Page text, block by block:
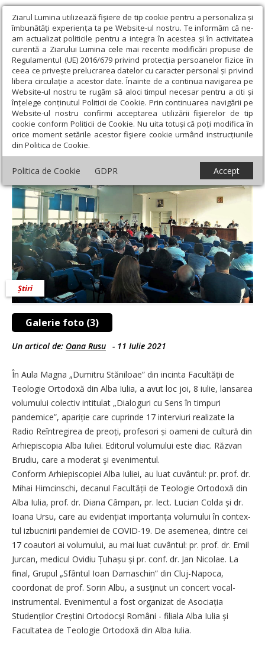
Ziarul Lumina utilizează fişiere de tip cookie pentru a personaliza și
îmbunătăți experiența ta pe Website-ul nostru. Te informăm că ne-
am actualizat politicile pentru a integra în acestea și în activitatea
curentă a Ziarului Lumina cele mai recente modificări propuse de
Regulamentul (UE) 2016/679 privind protecția persoanelor fizice în
ceea ce privește prelucrarea datelor cu caracter personal și privind
libera circulație a acestor date. Înainte de a continua navigarea pe
Website-ul nostru te rugăm să aloci timpul necesar pentru a citi și
înțelege conținutul Politicii de Cookie. Prin continuarea navigării pe
Website-ul nostru confirmi acceptarea utilizării fişierelor de tip
cookie conform Politicii de Cookie. Nu uita totuși că poți modifica în
orice moment setările acestor fişiere cookie urmând instrucțiunile
din Politica de Cookie.
Politica de Cookie GDPR Accept
Ziarul Lumina › Actualitate religioasă › Știri › Lansare de carte la
Facultatea de Teologie Ortodoxă din Alba Iulia
Lansare de carte la Facultatea de Teologie
Ortodoxă din Alba Iulia
Galerie foto (3)
Știri
Un articol de: Oana Rusu - 11 Iulie 2021
În Aula Magna „Dumitru Stăniloae” din incinta Facultății de
Teologie Ortodoxă din Alba Iulia, a avut loc joi, 8 iulie, lansarea
volumului colectiv intitulat „Dialoguri cu Sens în timpuri
pandemice”, apariție care cuprinde 17 interviuri realizate la
Radio Reîntregirea de preoți, profesori și oameni de cultură din
Arhiepiscopia Alba Iuliei. Editorul volumului este diac. Răzvan
Brudiu, care a moderat şi evenimentul.
Conform Arhiepiscopiei Alba Iuliei, au luat cuvântul: pr. prof. dr.
Mihai Himcinschi, decanul Facul­tății de Teologie Ortodoxă din
Alba Iulia, prof. dr. Diana Câmpan, pr. lect. Lucian Colda și dr.
Ioana Ursu, care au eviden­ți­at importanța volumului în con­tex­
tul izbucnirii pandemiei de COVID-19. De asemenea, dintre cei
17 coautori ai volumului, au mai luat cuvântul: pr. prof. dr. Emil
Jurcan, medicul Ovidiu Țuhașu și pr. conf. dr. Jan Nicolae. La
final, Grupul „Sfântul Ioan Damaschin” din Cluj-Napoca,
coordonat de prof. Sorin Albu, a susţinut un concert vocal-
instrumental. Evenimentul a fost organizat de Asociația
Studenților Creștini Ortodocși Români - filiala Alba Iulia și
Facultatea de Teologie Ortodoxă din Alba Iulia.